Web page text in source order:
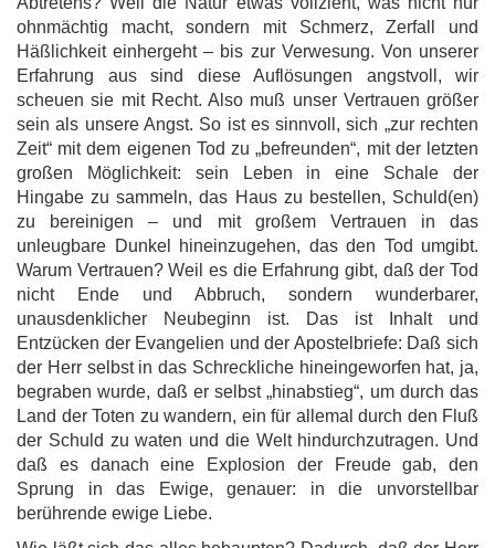
ohnmächtig macht, sondern mit Schmerz, Zerfall und
Häßlichkeit einhergeht – bis zur Verwesung. Von unserer
Erfahrung aus sind diese Auflösungen angstvoll, wir
scheuen sie mit Recht. Also muß unser Vertrauen größer
sein als unsere Angst. So ist es sinnvoll, sich „zur rechten
Zeit“ mit dem eigenen Tod zu „befreunden“, mit der letzten
großen Möglichkeit: sein Leben in eine Schale der
Hingabe zu sammeln, das Haus zu bestellen, Schuld(en)
zu bereinigen – und mit großem Vertrauen in das
unleugbare Dunkel hineinzugehen, das den Tod umgibt.
Warum Vertrauen? Weil es die Erfahrung gibt, daß der Tod
nicht Ende und Abbruch, sondern wunderbarer,
unausdenklicher Neubeginn ist. Das ist Inhalt und
Entzücken der Evangelien und der Apostelbriefe: Daß sich
der Herr selbst in das Schreckliche hineingeworfen hat, ja,
begraben wurde, daß er selbst „hinabstieg“, um durch das
Land der Toten zu wandern, ein für allemal durch den Fluß
der Schuld zu waten und die Welt hindurchzutragen. Und
daß es danach eine Explosion der Freude gab, den
Sprung in das Ewige, genauer: in die unvorstellbar
berührende ewige Liebe.